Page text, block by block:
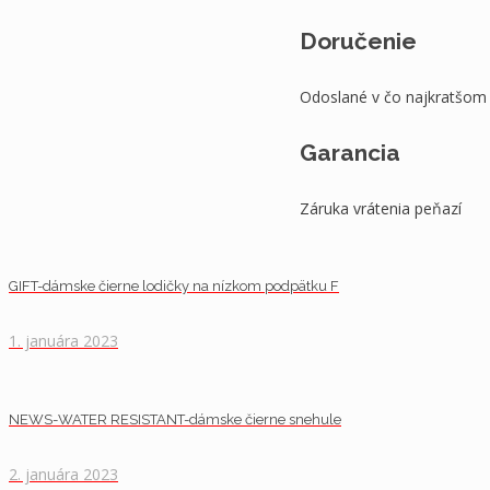
Doručenie
Odoslané v čo najkratšom
Garancia
Záruka vrátenia peňazí
GIFT-dámske čierne lodičky na nízkom podpätku F
1. januára 2023
NEWS-WATER RESISTANT-dámske čierne snehule
2. januára 2023